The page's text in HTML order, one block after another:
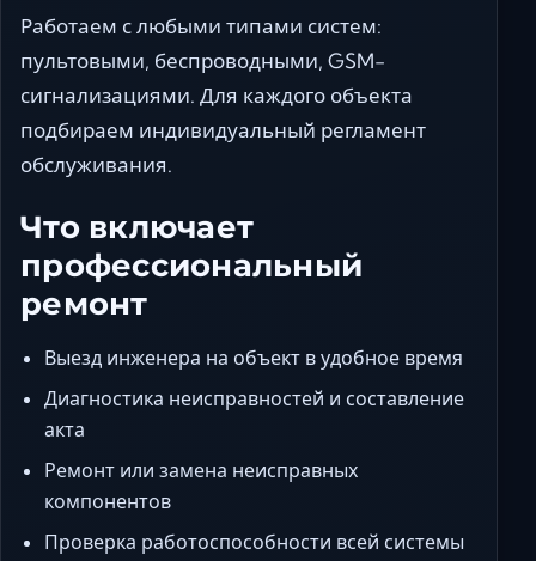
Работаем с любыми типами систем:
пультовыми, беспроводными, GSM-
сигнализациями. Для каждого объекта
подбираем индивидуальный регламент
обслуживания.
Что включает
профессиональный
ремонт
Выезд инженера на объект в удобное время
Диагностика неисправностей и составление
акта
Ремонт или замена неисправных
компонентов
Проверка работоспособности всей системы